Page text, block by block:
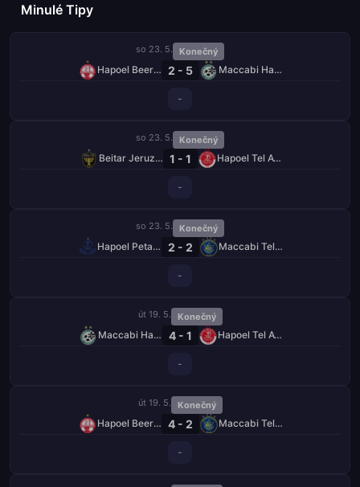
Minulé Tipy
so 23. 5. Konečný
Hapoel Beer Ševa 2 - 5 Maccabi Haifa
-
so 23. 5. Konečný
Beitar Jeruzalém 1 - 1 Hapoel Tel Aviv
-
so 23. 5. Konečný
Hapoel Petah Tikva 2 - 2 Maccabi Tel Aviv
-
út 19. 5. Konečný
Maccabi Haifa 4 - 1 Hapoel Tel Aviv
-
út 19. 5. Konečný
Hapoel Beer Ševa 4 - 2 Maccabi Tel Aviv
-